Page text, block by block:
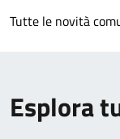
Tutte le novità
Esplora